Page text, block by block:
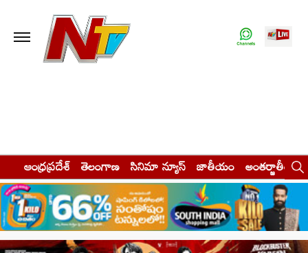
ఆంధ్రప్రదేశ్ తెలంగాణ సినిమా న్యూస్ జాతీయం అంతర్జాతీయం